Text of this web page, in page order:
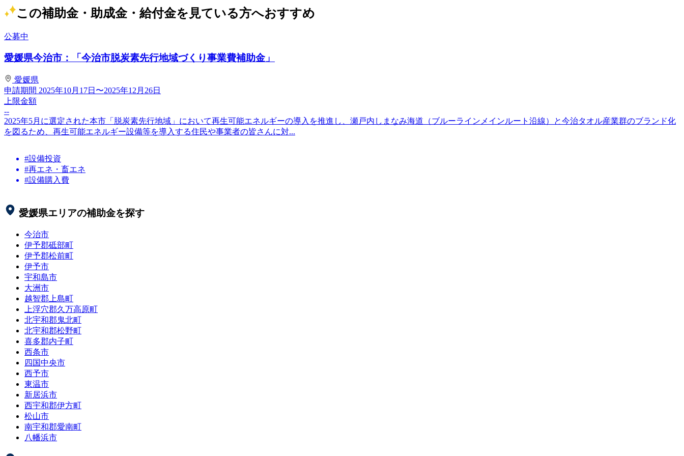
この補助金・助成金・給付金を見ている方へおすすめ
公募中
愛媛県今治市：「今治市脱炭素先行地域づくり事業費補助金」
愛媛県
申請期間 2025年10月17日〜2025年12月26日
上限金額
--
2025年5月に選定された本市「脱炭素先行地域」において再生可能エネルギーの導入を推進し、瀬戸内しまなみ海道（ブルーラインメインルート沿線）と今治タオル産業群のブランド化
を図るため、再生可能エネルギー設備等を導入する住民や事業者の皆さんに対...
#設備投資
#再エネ・畜エネ
#設備購入費
愛媛県エリアの補助金を探す
今治市
伊予郡砥部町
伊予郡松前町
伊予市
宇和島市
大洲市
越智郡上島町
上浮穴郡久万高原町
北宇和郡鬼北町
北宇和郡松野町
喜多郡内子町
西条市
四国中央市
西予市
東温市
新居浜市
西宇和郡伊方町
松山市
南宇和郡愛南町
八幡浜市